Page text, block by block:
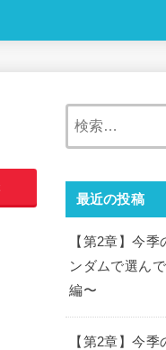
最近の投稿
【第2章】今
ンダムで選ん
編〜
【第2章】今